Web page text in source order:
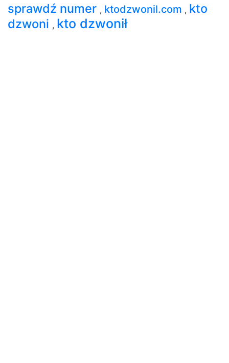
sprawdź numer , ktodzwonil.com , kto
dzwoni , kto dzwonił